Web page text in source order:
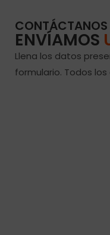
CONTÁCTANOS
ENVÍAMOS
Llena los datos
formulario. Todos